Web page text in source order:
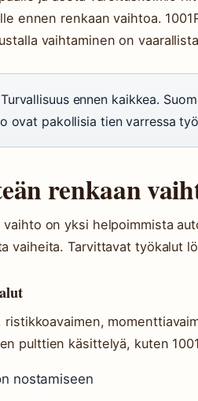
ennen renkaan vaihtoa.
vaihtaminen on
Turvallisuus ennen kaikkea.
ovat pakollisia tien varressa
renkaan
vaihto on yksi helpoimmista
vaiheita. Tarvittavat työkalut
pulttien käsittelyä, kuten
nostamiseen